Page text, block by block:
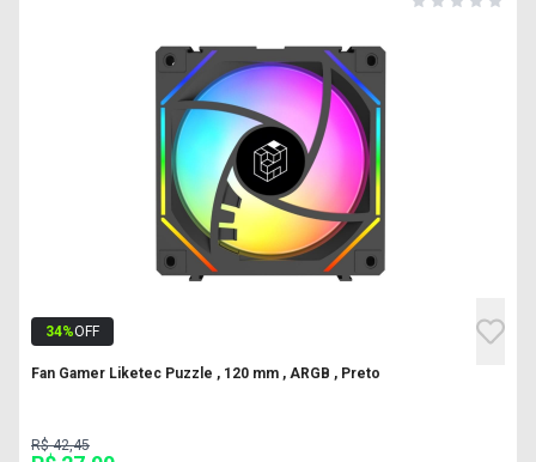
34%OFF
Fan Gamer Liketec Puzzle , 120 mm , ARGB , Preto
R$ 42,45